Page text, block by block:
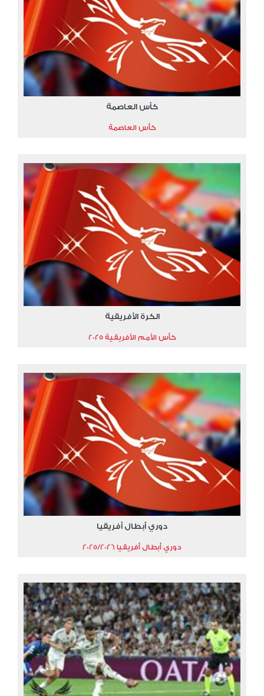
كأس العاصمة
كأس العاصمة
الكرة الأفريقية
كأس الأمم الأفريقية 2025
دوري أبطال أفريقيا
دوري أبطال أفريقيا 2025/2026